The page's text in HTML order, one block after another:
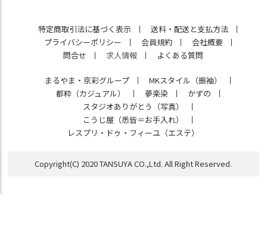
特定商取引法に基づく表示
送料・配送と支払方法
プライバシーポリシー
会員規約
会社概要
問合せ
求人情報 よくある質問
まるやま・京彩グループ
MKスタイル（振袖）
都粋（カジュアル）
夢楽染
かずの
スタジオありがとう（写真）
こうじ屋（悉皆＝お手入れ）
レスプリ・ドゥ・フィーユ（エステ）
Copyright(C) 2020 TANSUYA CO.,Ltd. All Right Reserved.